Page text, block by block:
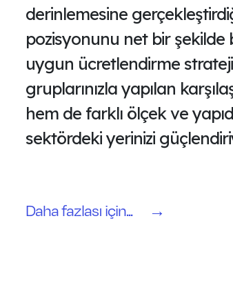
derinlemesine
pozisyonunu net bir şekilde
uygun ücretlendirme
gruplarınızla yapılan
hem de farklı ölçek ve
sektördeki yerinizi
Daha fazlası için... →